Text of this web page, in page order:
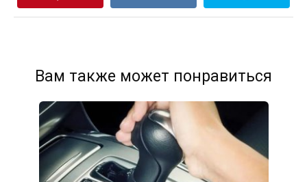
Вам также может понравиться